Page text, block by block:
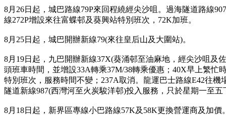
8月26日起，城巴路線79P來回程繞經尖沙咀。過海隧道路線
線272P增設來往富蝶邨及葵興站特別班次，72K加班。
8月25日起，城巴開辦新線79(來往皇后山及大圍站)。
8月19日起，九巴開辦新線37X(葵涌邨至油麻地，經尖沙咀及
頭班車時間，並增設33A轉乘37M/38轉乘優惠；40X早上繁
特別班次，服務時間不變；237A取消。龍運巴士路線E42往
隧道新線987(西灣河至火炭駿洋邨)投入服務，只於星期一至
8月18日起，新界區專線小巴路線57K及58K更換營運商及加價